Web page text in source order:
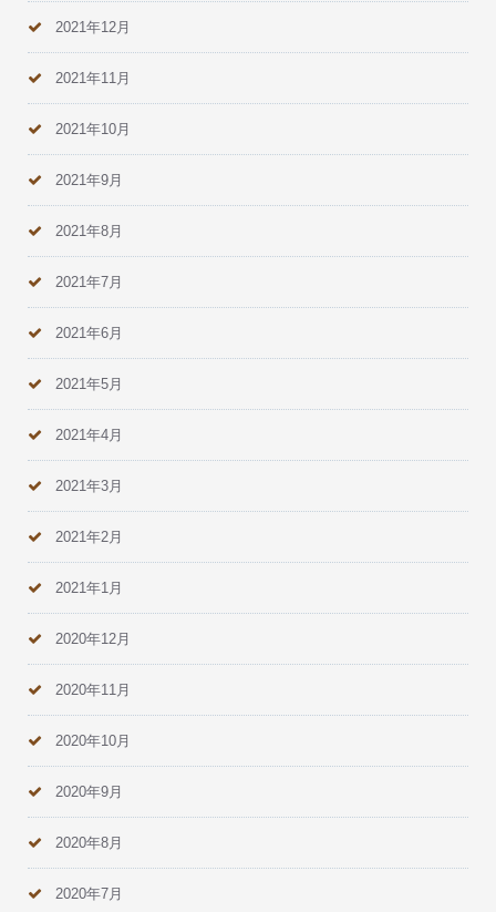
2021年12月
2021年11月
2021年10月
2021年9月
2021年8月
2021年7月
2021年6月
2021年5月
2021年4月
2021年3月
2021年2月
2021年1月
2020年12月
2020年11月
2020年10月
2020年9月
2020年8月
2020年7月